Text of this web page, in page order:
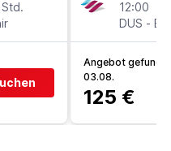
12:00
DUS -
Angebot
03.08.
125 €